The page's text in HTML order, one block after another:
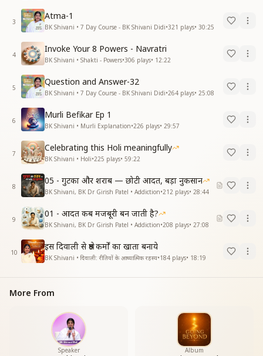
3
Atma-1
BK Shivani • 7 Day Course - BK Shivani Didi•321 plays• 30:25
4
Invoke Your 8 Powers - Navratri
BK Shivani • Shakti - Powers•306 plays• 12:22
5
Question and Answer-32
BK Shivani • 7 Day Course - BK Shivani Didi•264 plays• 25:08
6
Murli Befikar Ep 1
BK Shivani • Murli Explanation•226 plays• 29:57
7
Celebrating this Holi meaningfully
BK Shivani • Holi•225 plays• 59:22
8
05 - गुटका और शराब — छोटी आदत, बड़ा नुकसान
BK Shivani, BK Dr Girish Patel • Addiction•212 plays• 28:44
9
01 - आदत कब मजबूरी बन जाती है?
BK Shivani, BK Dr Girish Patel • Addiction•208 plays• 27:08
10
इस दिवाली से श्रेष्ठ कर्मों का खाता बनाये
BK Shivani • दिवाली: रीतियों के आध्यात्मिक रहस्य•184 plays• 18:19
More From
Speaker Album